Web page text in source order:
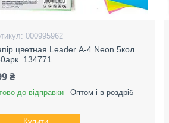
000995962
цветная Leader А-4 Neon 5кол.
134771
₴
до відправки Оптом і в роздріб